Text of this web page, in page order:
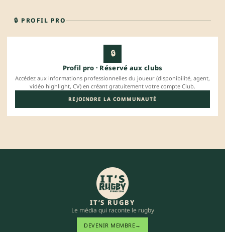
🔒 PROFIL PRO
🔒
Profil pro · Réservé aux clubs
Accédez aux informations professionnelles du joueur (disponibilité, agent,
vidéo highlight, CV) en créant gratuitement votre compte Club.
REJOINDRE LA COMMUNAUTÉ
IT’S RUGBY
Le média qui raconte le rugby
DEVENIR MEMBRE→